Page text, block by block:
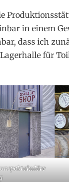
in einem
dass ich
für